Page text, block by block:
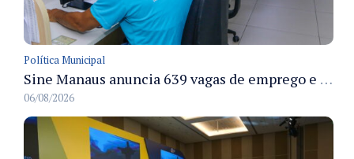
Política Municipal
Sine Manaus anuncia 639 vagas de emprego e atendimento presencial nesta sexta 7/8
06/08/2026